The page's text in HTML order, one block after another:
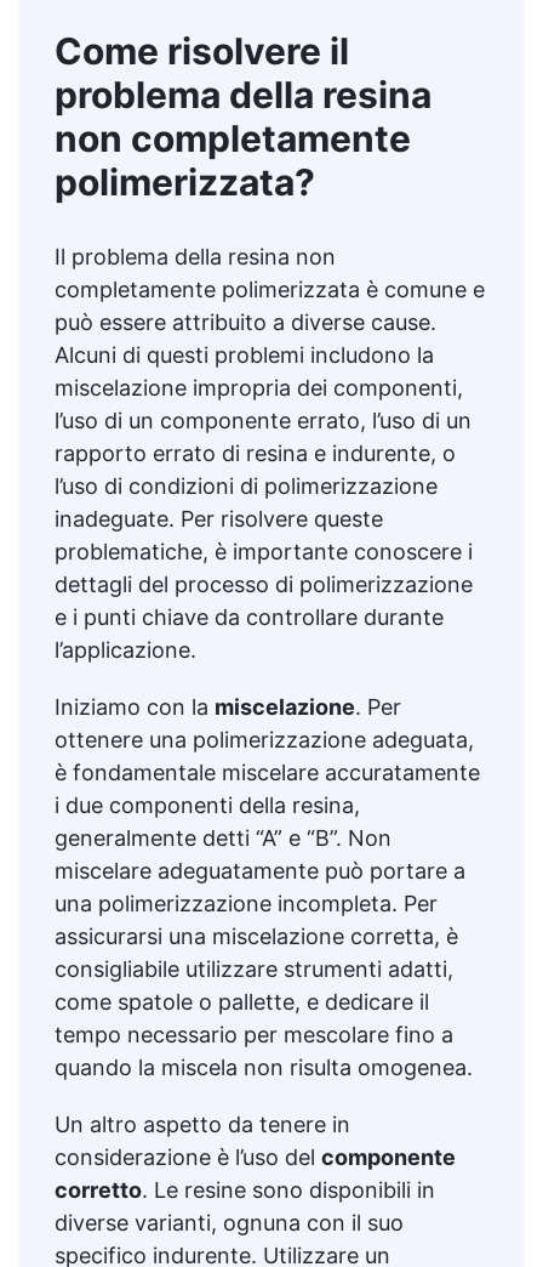
Come risolvere il
problema della resina
non completamente
polimerizzata?
Il problema della resina non
completamente polimerizzata è comune e
può essere attribuito a diverse cause.
Alcuni di questi problemi includono la
miscelazione impropria dei componenti,
l’uso di un componente errato, l’uso di un
rapporto errato di resina e indurente, o
l’uso di condizioni di polimerizzazione
inadeguate. Per risolvere queste
problematiche, è importante conoscere i
dettagli del processo di polimerizzazione
e i punti chiave da controllare durante
l’applicazione.
Iniziamo con la miscelazione. Per
ottenere una polimerizzazione adeguata,
è fondamentale miscelare accuratamente
i due componenti della resina,
generalmente detti “A” e “B”. Non
miscelare adeguatamente può portare a
una polimerizzazione incompleta. Per
assicurarsi una miscelazione corretta, è
consigliabile utilizzare strumenti adatti,
come spatole o pallette, e dedicare il
tempo necessario per mescolare fino a
quando la miscela non risulta omogenea.
Un altro aspetto da tenere in
considerazione è l’uso del componente
corretto. Le resine sono disponibili in
diverse varianti, ognuna con il suo
specifico indurente. Utilizzare un